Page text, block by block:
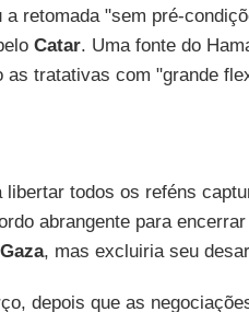
retomada "sem pré-
Catar. Uma fonte do
as tratativas com "grande
todos os reféns
abrangente para
Gaza, mas excluiria seu
depois que as